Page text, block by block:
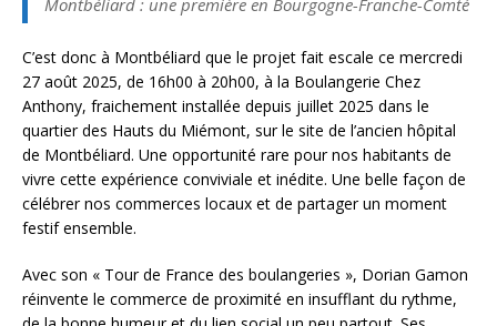
Montbéliard : une première en Bourgogne-Franche-Comté
C’est donc à Montbéliard que le projet fait escale ce mercredi
27 août 2025, de 16h00 à 20h00, à la Boulangerie Chez
Anthony, fraichement installée depuis juillet 2025 dans le
quartier des Hauts du Miémont, sur le site de l’ancien hôpital
de Montbéliard. Une opportunité rare pour nos habitants de
vivre cette expérience conviviale et inédite. Une belle façon de
célébrer nos commerces locaux et de partager un moment
festif ensemble.
Avec son « Tour de France des boulangeries », Dorian Gamon
réinvente le commerce de proximité en insufflant du rythme,